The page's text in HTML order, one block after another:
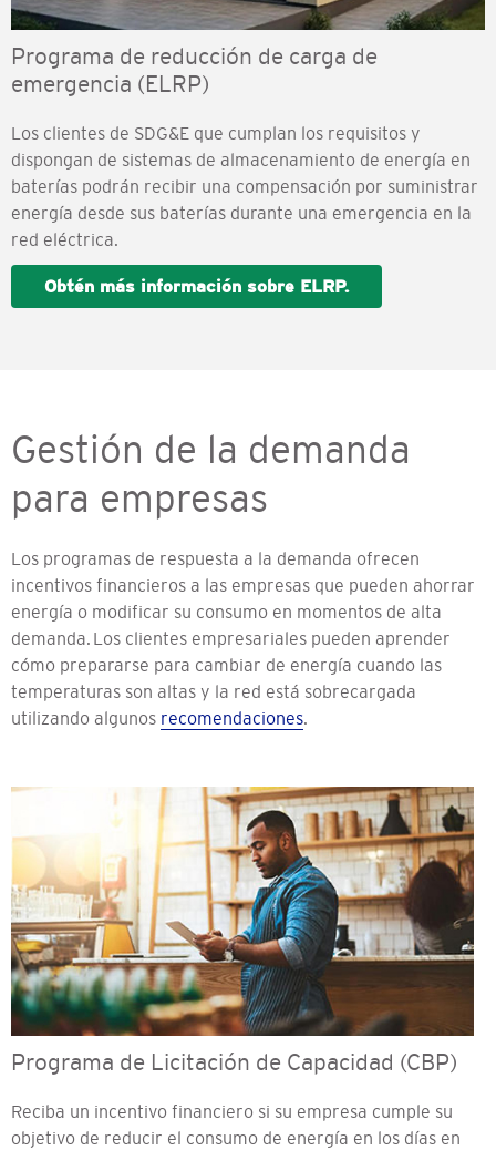
Programa de reducción de carga de
emergencia (ELRP)
Los clientes de SDG&E que cumplan los requisitos y
dispongan de sistemas de almacenamiento de energía en
baterías podrán recibir una compensación por suministrar
energía desde sus baterías durante una emergencia en la
red eléctrica.
Obtén más información sobre ELRP.
Gestión de la demanda
para empresas
Los programas de respuesta a la demanda ofrecen
incentivos financieros a las empresas que pueden ahorrar
energía o modificar su consumo en momentos de alta
demanda. Los clientes empresariales pueden aprender
cómo prepararse para cambiar de energía cuando las
temperaturas son altas y la red está sobrecargada
utilizando algunos recomendaciones
Programa de Licitación de Capacidad (CBP)
Reciba un incentivo financiero si su empresa cumple su
objetivo de reducir el consumo de energía en los días en